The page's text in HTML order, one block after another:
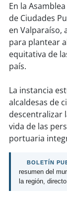
soy
soycopiapó
soy
soyquillota
soy
soy chillán
soy
En la
de Ciudades
en Valparaíso,
para plantear
equitativa de
país.
La instancia
alcaldesas de
descentralizar
vida de las
portuaria
BOLETÍN
resumen del
la región,